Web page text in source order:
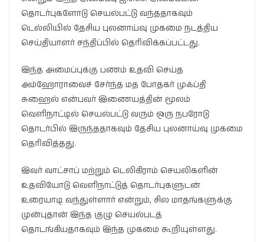
தொடர்புகளோடு செயல்பட்டு வந்ததாகவும்
டெல்லியில் தேசிய புலனாய்வு முகமை நடத்திய
செய்தியாளர் சந்திப்பில் தெரிவிக்கப்பட்டது.
இந்த அமைப்புக்கு பணம் உதவி செய்த
அம்ஹோராவைச் சேர்ந்த மத போதகர் முஃப்தி
சுஹைல் என்பவர் இணையத்தின் மூலம்
வெளிநாட்டில் செயல்பட்டு வரும் ஒரு நபரோடு
தொடர்பில் இருந்ததாகவும் தேசிய புலனாய்வு முகமை
தெரிவித்தது.
இவர் வாட்சாப் மற்றும் டெலிகிராம் செயலிகளின்
உதவியோடு வெளிநாட்டுத் தொடர்புகளுடன்
உரையாடி வந்துள்ளார் என்றும், சில மாதங்களுக்கு
முன்புதான் இந்த குழு செயல்படத்
தொடங்கியதாகவும் இந்த முகமை கூறியுள்ளது.